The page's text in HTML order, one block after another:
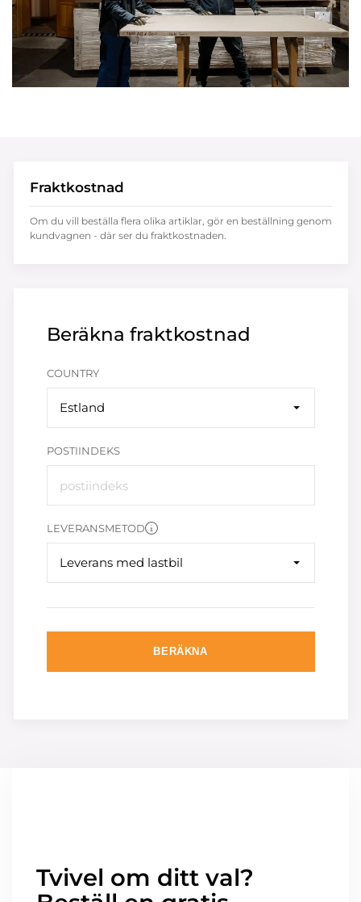
Beräkna fraktkostnad
COUNTRY
Estland
POSTIINDEKS
LEVERANSMETOD
Leverans med lastbil
BERÄKNA
Fraktkostnad
Om du vill beställa flera olika artiklar, gör en beställning genom
kundvagnen - där ser du fraktkostnaden.
Tvivel om ditt val?